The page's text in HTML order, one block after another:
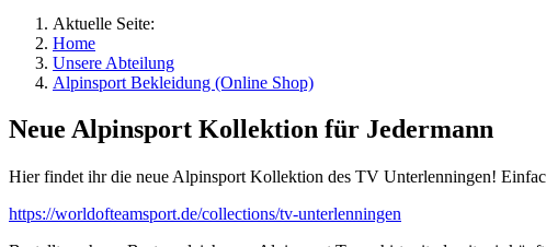
Aktuelle Seite:
Home
Unsere Abteilung
Alpinsport Bekleidung (Online Shop)
Neue Alpinsport Kollektion für Jedermann
Hier findet ihr die neue Alpinsport Kollektion des TV Unterlenningen!
https://worldofteamsport.de/collections/tv-unterlenningen